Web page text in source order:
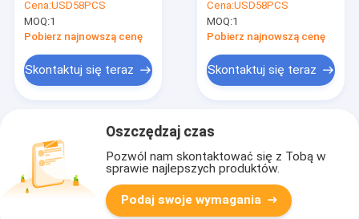
fluorescencyjna 0.6
m 1.2 M
Cena:USD58PCS
MOQ:1
Pobierz najnowszą cenę
Skontaktuj się teraz
niebezpieczna ABS
Przemysłowa 115Lm
W
Cena:USD58PCS
MOQ:1
Pobierz najnowszą cenę
Skontaktuj się teraz
Oszczędzaj czas
Pozwól nam skontaktować się z Tobą w
sprawie najlepszych produktów.
Podaj swoje wymagania